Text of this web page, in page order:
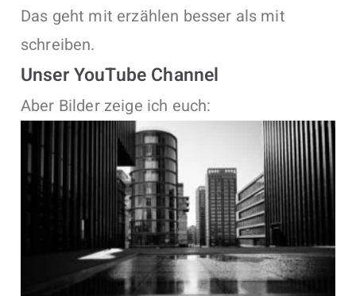
Das geht mit erzählen besser als mit
schreiben.
Unser YouTube Channel
Aber Bilder zeige ich euch: